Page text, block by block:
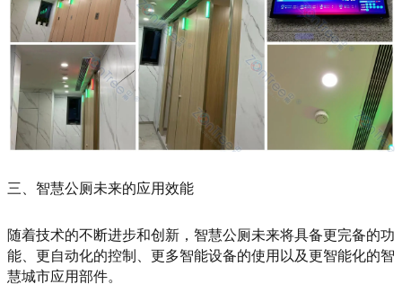
三、智慧公厕未来的应用效能
随着技术的不断进步和创新，智慧公厕未来将具备更完备的功
能、更自动化的控制、更多智能设备的使用以及更智能化的智
慧城市应用部件。